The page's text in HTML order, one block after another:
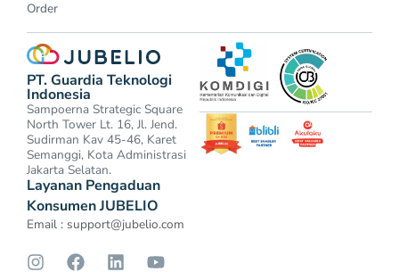
Order
PT. Guardia Teknologi
Indonesia
Sampoerna Strategic Square
North Tower Lt. 16, Jl. Jend.
Sudirman Kav 45-46, Karet
Semanggi, Kota Administrasi
Jakarta Selatan.
Layanan Pengaduan
Konsumen JUBELIO
Email : support@jubelio.com